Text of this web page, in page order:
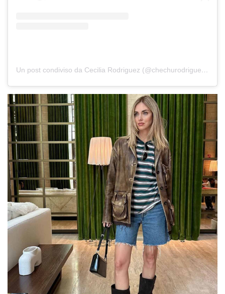
Un post condiviso da Cecilia Rodriguez (@chechurodriguez_real)